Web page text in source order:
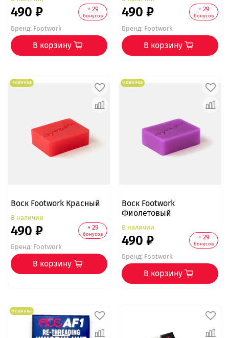
490 ₽ + 29
бонусов
Бренд:Footwork
В корзину
490 ₽ + 29
бонусов
Бренд:Footwork
В корзину
Новинка
Воск Footwork Красный
В наличии
490 ₽ + 29
бонусов
Бренд:Footwork
В корзину
Новинка
Воск Footwork
Фиолетовый
В наличии
490 ₽ + 29
бонусов
Бренд:Footwork
В корзину
Новинка